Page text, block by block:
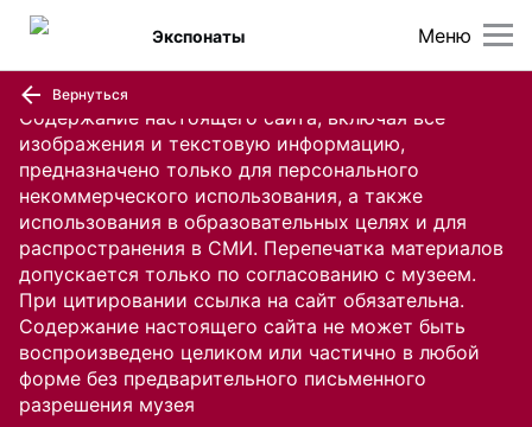
Содержание настоящего сайта, включая все
изображения и текстовую информацию,
предназначено только для персонального
некоммерческого использования, а также
использования в образовательных целях и для
распространения в СМИ. Перепечатка материалов
допускается только по согласованию с музеем.
При цитировании ссылка на сайт обязательна.
Содержание настоящего сайта не может быть
воспроизведено целиком или частично в любой
форме без предварительного письменного
разрешения музея
Меню
Экспонаты
Вернуться